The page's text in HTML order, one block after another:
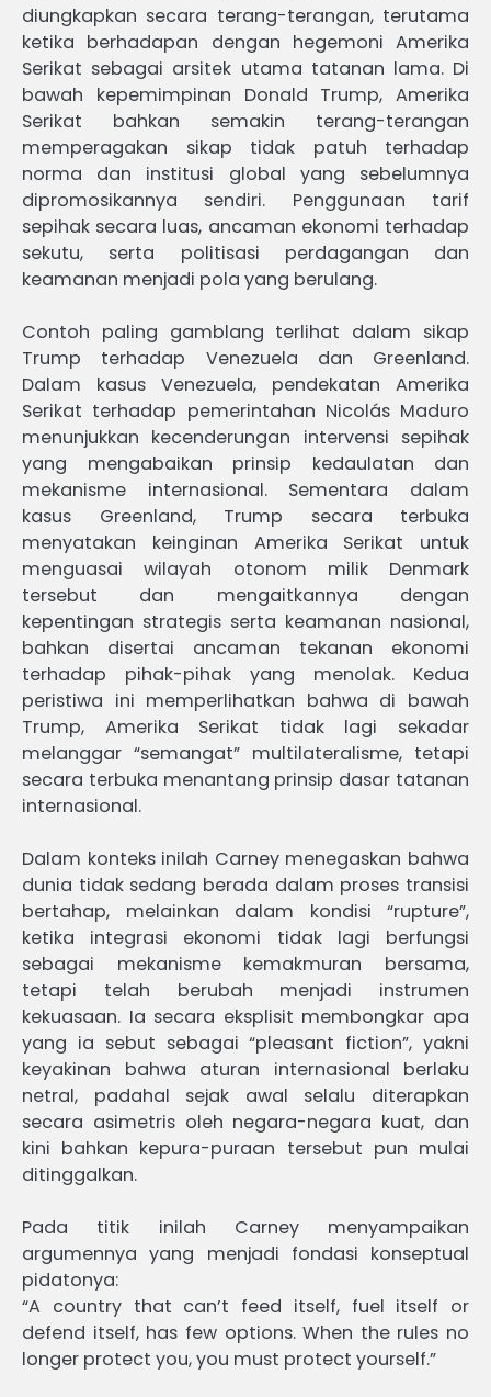
diungkapkan secara terang-terangan, terutama
ketika berhadapan dengan hegemoni Amerika
Serikat sebagai arsitek utama tatanan lama. Di
bawah kepemimpinan Donald Trump, Amerika
Serikat bahkan semakin terang-terangan
memperagakan sikap tidak patuh terhadap
norma dan institusi global yang sebelumnya
dipromosikannya sendiri. Penggunaan tarif
sepihak secara luas, ancaman ekonomi terhadap
sekutu, serta politisasi perdagangan dan
keamanan menjadi pola yang berulang.
Contoh paling gamblang terlihat dalam sikap
Trump terhadap Venezuela dan Greenland.
Dalam kasus Venezuela, pendekatan Amerika
Serikat terhadap pemerintahan Nicolás Maduro
menunjukkan kecenderungan intervensi sepihak
yang mengabaikan prinsip kedaulatan dan
mekanisme internasional. Sementara dalam
kasus Greenland, Trump secara terbuka
menyatakan keinginan Amerika Serikat untuk
menguasai wilayah otonom milik Denmark
tersebut dan mengaitkannya dengan
kepentingan strategis serta keamanan nasional,
bahkan disertai ancaman tekanan ekonomi
terhadap pihak-pihak yang menolak. Kedua
peristiwa ini memperlihatkan bahwa di bawah
Trump, Amerika Serikat tidak lagi sekadar
melanggar “semangat” multilateralisme, tetapi
secara terbuka menantang prinsip dasar tatanan
internasional.
Dalam konteks inilah Carney menegaskan bahwa
dunia tidak sedang berada dalam proses transisi
bertahap, melainkan dalam kondisi “rupture”,
ketika integrasi ekonomi tidak lagi berfungsi
sebagai mekanisme kemakmuran bersama,
tetapi telah berubah menjadi instrumen
kekuasaan. Ia secara eksplisit membongkar apa
yang ia sebut sebagai “pleasant fiction”, yakni
keyakinan bahwa aturan internasional berlaku
netral, padahal sejak awal selalu diterapkan
secara asimetris oleh negara-negara kuat, dan
kini bahkan kepura-puraan tersebut pun mulai
ditinggalkan.
Pada titik inilah Carney menyampaikan
argumennya yang menjadi fondasi konseptual
pidatonya:
“A country that can’t feed itself, fuel itself or
defend itself, has few options. When the rules no
longer protect you, you must protect yourself.”